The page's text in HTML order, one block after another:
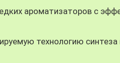
ароматизаторов с
технологию синтеза